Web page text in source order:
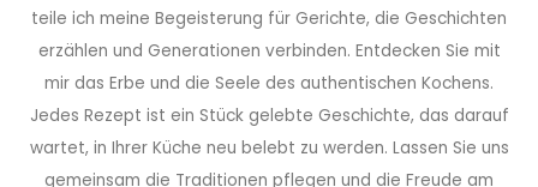
teile ich meine Begeisterung für Gerichte, die Geschichten
erzählen und Generationen verbinden. Entdecken Sie mit
mir das Erbe und die Seele des authentischen Kochens.
Jedes Rezept ist ein Stück gelebte Geschichte, das darauf
wartet, in Ihrer Küche neu belebt zu werden. Lassen Sie uns
gemeinsam die Traditionen pflegen und die Freude am